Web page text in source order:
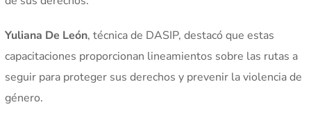
Yuliana De León, técnica de DASIP, destacó que estas
capacitaciones proporcionan lineamientos sobre las rutas a
seguir para proteger sus derechos y prevenir la violencia de
género.